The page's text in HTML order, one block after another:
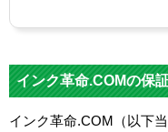
インク革命.COMの保
インク革命.COM（以下